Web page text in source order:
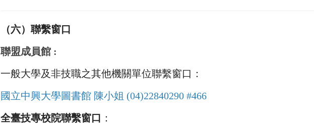
（六）聯繫窗口
聯盟成員館 :
一般大學及非技職之其他機關單位聯繫窗口：
國立中興大學圖書館 陳小姐 (04)22840290 #466
全臺技專校院聯繫窗口 ：